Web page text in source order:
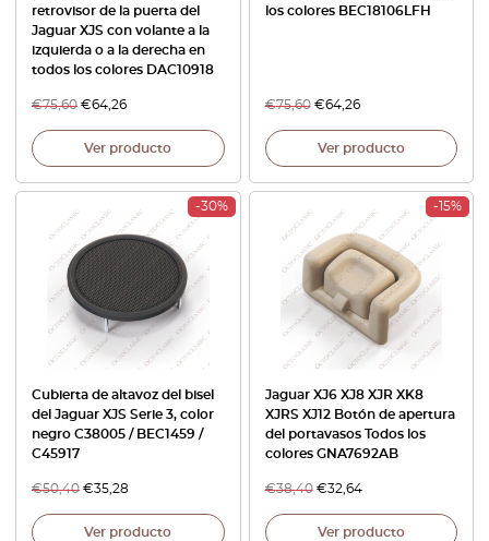
retrovisor de la puerta del
Jaguar XJS con volante a la
izquierda o a la derecha en
todos los colores DAC10918
€75,60 €64,26
Ver producto
los colores BEC18106LFH
€75,60 €64,26
Ver producto
-30%
Cubierta de altavoz del bisel
del Jaguar XJS Serie 3, color
negro C38005 / BEC1459 /
C45917
€50,40 €35,28
Ver producto
-15%
Jaguar XJ6 XJ8 XJR XK8
XJRS XJ12 Botón de apertura
del portavasos Todos los
colores GNA7692AB
€38,40 €32,64
Ver producto